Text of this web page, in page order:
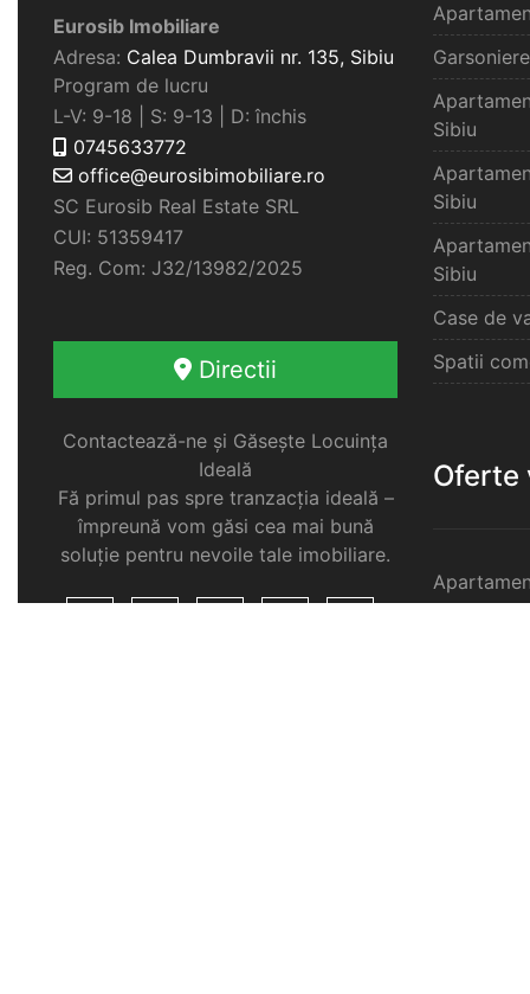
Eurosib Imobiliare
Adresa: Calea Dumbravii nr. 135, Sibiu
Program de lucru
L-V: 9-18 | S: 9-13 | D: închis
0745633772
office@eurosibimobiliare.ro
SC Eurosib Real Estate SRL
CUI: 51359417
Reg. Com: J32/13982/2025
Directii
Contactează-ne și Găsește Locuința
Ideală
Fă primul pas spre tranzacția ideală –
împreună vom găsi cea mai bună
soluție pentru nevoile tale imobiliare.
Sibiu
Sibiu
Sibiu
Case de
Spatii
Oferte